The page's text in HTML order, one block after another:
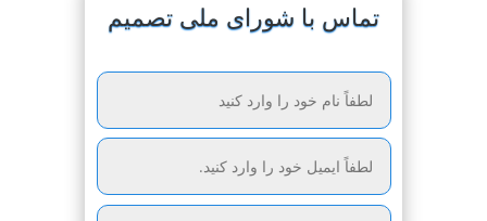
تماس با شورای ملی تصمیم